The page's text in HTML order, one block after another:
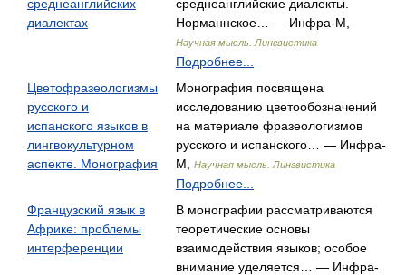
среднеанглийских
диалектах
среднеанглийские диалекты.
Норманнское… — Инфра-М,
Научная мысль. Лингвистика
Подробнее...
Цветофразеологизмы
русского и
испанского языков в
лингвокультурном
аспекте. Монография
Монография посвящена
исследованию цветообозначений
на материале фразеологизмов
русского и испанского… — Инфра-
М,
Научная мысль. Лингвистика
Подробнее...
Французский язык в
Африке: проблемы
интерференции
В монографии рассматриваются
теоретические основы
взаимодействия языков; особое
внимание уделяется… — Инфра-